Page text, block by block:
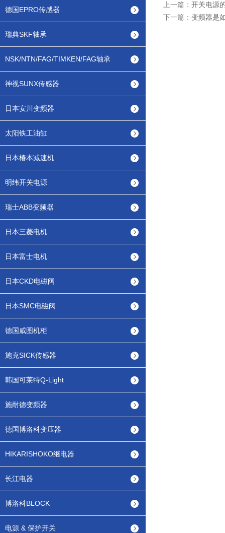
德国EPRO传感器
瑞典SKF轴承
NSK/NTN/FAG/TIMKEN/FAG轴承
神视SUNX传感器
日本安川变频器
太阳铁工油缸
日本椿本减速机
明纬开关电源
瑞士ABB变频器
日本三菱电机
日本富士电机
日本CKD电磁阀
日本SMC电磁阀
德国威图机柜
施克SICK传感器
韩国可莱特Q-Light
施耐德变频器
德国博洛科变压器
HIKARISHOKO继电器
长江电器
博洛科BLOCK
电源 & 保护开关
上一篇： 开关电源
下一篇： 变频器是